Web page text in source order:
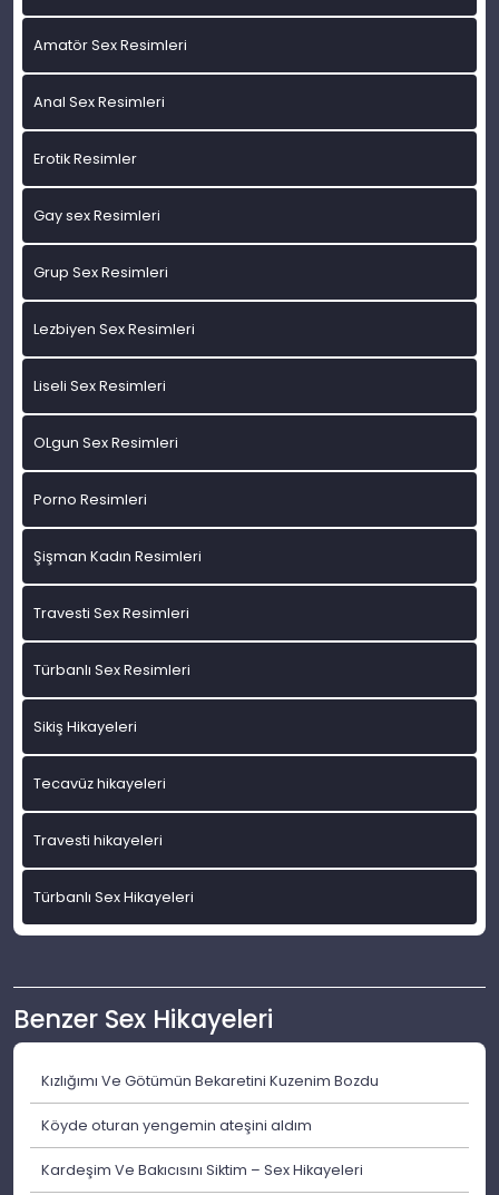
Amatör Sex Resimleri
Anal Sex Resimleri
Erotik Resimler
Gay sex Resimleri
Grup Sex Resimleri
Lezbiyen Sex Resimleri
Liseli Sex Resimleri
OLgun Sex Resimleri
Porno Resimleri
Şişman Kadın Resimleri
Travesti Sex Resimleri
Türbanlı Sex Resimleri
Sikiş Hikayeleri
Tecavüz hikayeleri
Travesti hikayeleri
Türbanlı Sex Hikayeleri
Benzer Sex Hikayeleri
Kızlığımı Ve Götümün Bekaretini Kuzenim Bozdu
Köyde oturan yengemin ateşini aldım
Kardeşim Ve Bakıcısını Siktim – Sex Hikayeleri